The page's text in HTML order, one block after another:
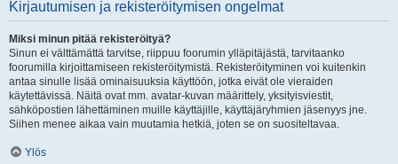
Kirjautumisen ja rekisteröitymisen ongelmat
Miksi minun pitää rekisteröityä?
Sinun ei välttämättä tarvitse, riippuu foorumin ylläpitäjästä, tarvitaanko
foorumilla kirjoittamiseen rekisteröitymistä. Rekisteröityminen voi kuitenkin
antaa sinulle lisää ominaisuuksia käyttöön, jotka eivät ole vieraiden
käytettävissä. Näitä ovat mm. avatar-kuvan määrittely, yksityisviestit,
sähköpostien lähettäminen muille käyttäjille, käyttäjäryhmien jäsenyys jne.
Siihen menee aikaa vain muutamia hetkiä, joten se on suositeltavaa.
Ylös